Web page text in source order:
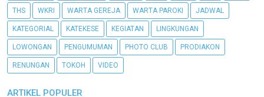
THS WKRI WARTA GEREJA WARTA PAROKI JADWAL
KATEGORIAL KATEKESE KEGIATAN LINGKUNGAN
LOWONGAN PENGUMUMAN PHOTO CLUB PRODIAKON
RENUNGAN TOKOH VIDEO
ARTIKEL POPULER